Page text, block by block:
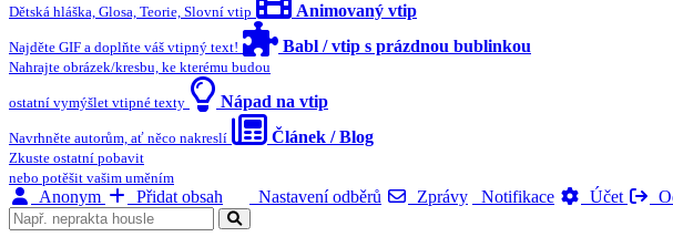
Dětská hláška, Glosa, Teorie, Slovní vtip Animovaný vtip
Najděte GIF a doplňte váš vtipný text! Babl / vtip s prázdnou bublinkou
Nahrajte obrázek/kresbu, ke kterému budou
ostatní vymýšlet vtipné texty Nápad na vtip
Navrhněte autorům, ať něco nakreslí Článek / Blog
Zkuste ostatní pobavit
nebo potěšit vašim uměním
Anonym Přidat obsah Nastavení odběrů Zprávy Notifikace Účet